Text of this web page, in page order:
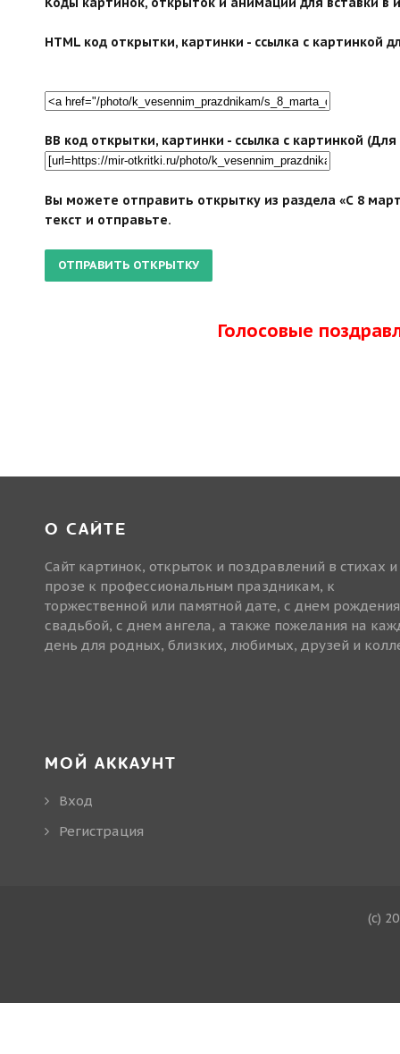
HTML код открытки, картинки - ссылка с картинкой
BB код открытки, картинки - ссылка с картинкой
Вы можете отправить открытку из раздела «С 8
текст и отправьте.
Голосовые
О САЙТЕ
Сайт картинок, открыток и поздравлений в стихах и
прозе к профессиональным праздникам, к
торжественной или памятной дате, с днем
свадьбой, с днем ангела, а также пожелания на
день для родных, близких, любимых, друзей и
МОЙ АККАУНТ
Вход
Регистрация
(c)